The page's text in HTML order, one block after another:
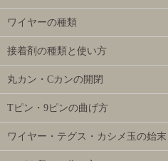
ワイヤーの種類
接着剤の種類と使い方
丸カン・Cカンの開閉
Tピン・9ピンの曲げ方
ワイヤー・テグス・カシメ玉の始末